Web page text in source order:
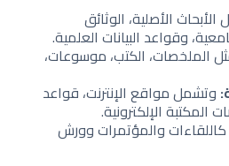
الأصلية، الوثائق
وقواعد البيانات العلمية.
الملخصات، الكتب، موسوعات،
وتشمل مواقع الإنترنت، قواعد
المكتبة الإلكترونية.
والمؤتمرات وورش